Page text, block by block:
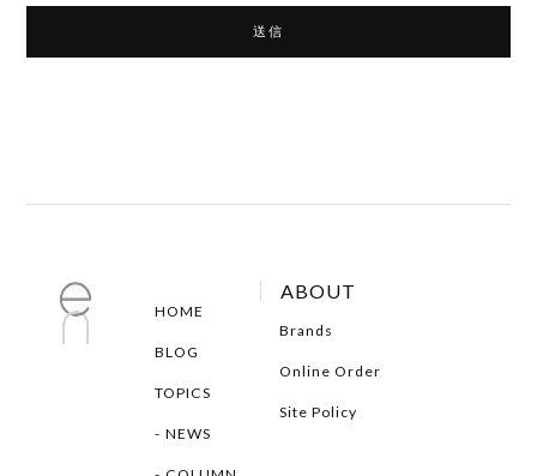
HOME
BLOG
TOPICS
NEWS
ABOUT
Brands
Online Order
Site Policy